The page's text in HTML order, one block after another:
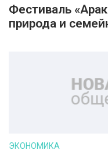
Фестиваль
природа и
ЭКОНОМИКА